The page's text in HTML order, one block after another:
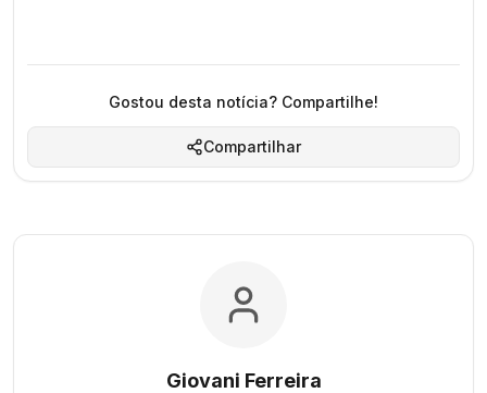
Gostou desta notícia? Compartilhe!
Compartilhar
Giovani Ferreira